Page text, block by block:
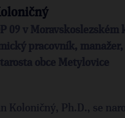
09 v Moravskoslezském
pracovník, manažer,
obce Metylovice
Koloničný, Ph.D., se